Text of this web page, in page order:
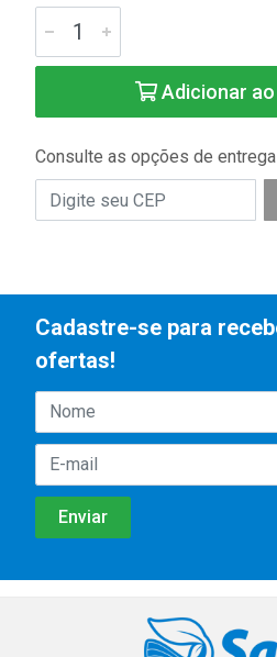
Adicionar
Consulte as opções de entrega
Cadastre-se para
ofertas!